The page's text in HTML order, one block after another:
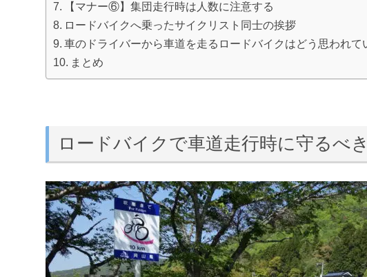
【マナー⑥】集団走行時は人数に注意する
ロードバイクへ乗ったサイクリスト同士の挨拶
車のドライバーから車道を走るロードバイクはどう思われて
まとめ
ロードバイクで車道走行時に守るべ